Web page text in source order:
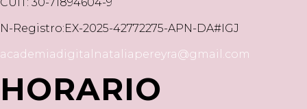
N-Registro:EX-2025-42772275-APN-DA#IGJ
academiadigitalnataliapereyra@gmail.com
HORARIO